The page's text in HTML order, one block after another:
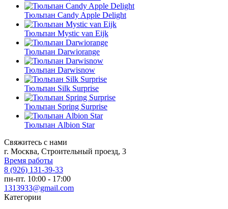
Тюльпан Candy Apple Delight
Тюльпан Mystic van Eijk
Тюльпан Darwiorange
Тюльпан Darwisnow
Тюльпан Silk Surprise
Тюльпан Spring Surprise
Тюльпан Albion Star
Свяжитесь с нами
г. Москва, Строительный проезд, 3
Время работы
8 (926) 131-39-33
пн-пт. 10:00 - 17:00
1313933@gmail.com
Категории